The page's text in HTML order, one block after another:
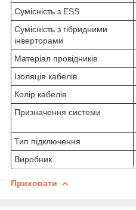
Сумісність з ESS
Сумісність з гібридними
інверторами
Матеріал провідників
Ізоляція кабелів
Колір кабелів
Призначення системи
Тип підключення
Виробник
Приховати